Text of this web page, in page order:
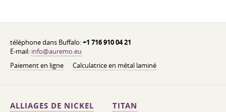
téléphone dans Buffalo:+1 716 910 04 21
E-mail: info@auremo.eu
Paiement en ligne
Calculatrice en métal laminé
ALLIAGES DE NICKEL TITAN